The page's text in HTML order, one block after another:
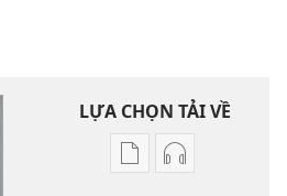
LỰA CHỌN TẢI VỀ
Tùy
Tùy